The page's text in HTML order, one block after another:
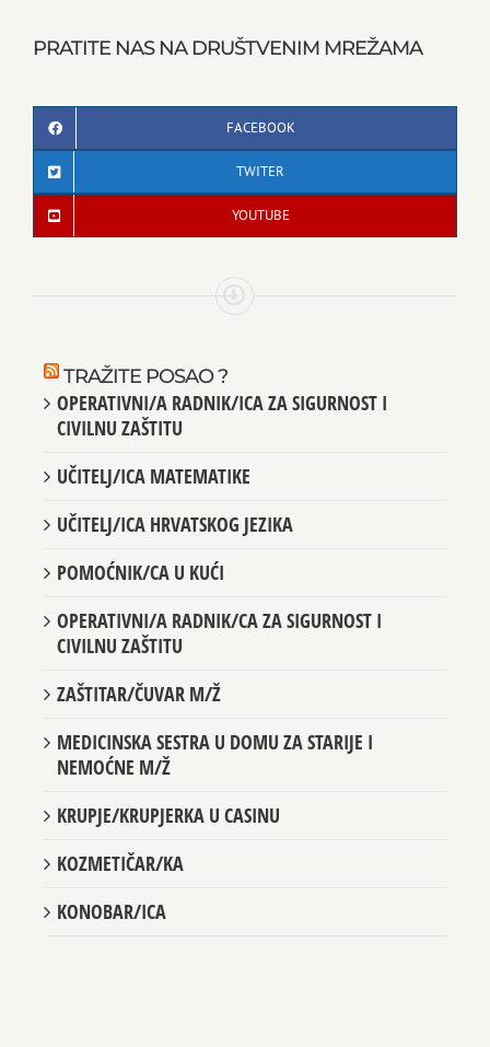
PRATITE NAS NA DRUŠTVENIM MREŽAMA
FACEBOOK
TWITER
YOUTUBE
TRAŽITE POSAO ?
OPERATIVNI/A RADNIK/ICA ZA SIGURNOST I
CIVILNU ZAŠTITU
UČITELJ/ICA MATEMATIKE
UČITELJ/ICA HRVATSKOG JEZIKA
POMOĆNIK/CA U KUĆI
OPERATIVNI/A RADNIK/CA ZA SIGURNOST I
CIVILNU ZAŠTITU
ZAŠTITAR/ČUVAR M/Ž
MEDICINSKA SESTRA U DOMU ZA STARIJE I
NEMOĆNE M/Ž
KRUPJE/KRUPJERKA U CASINU
KOZMETIČAR/KA
KONOBAR/ICA